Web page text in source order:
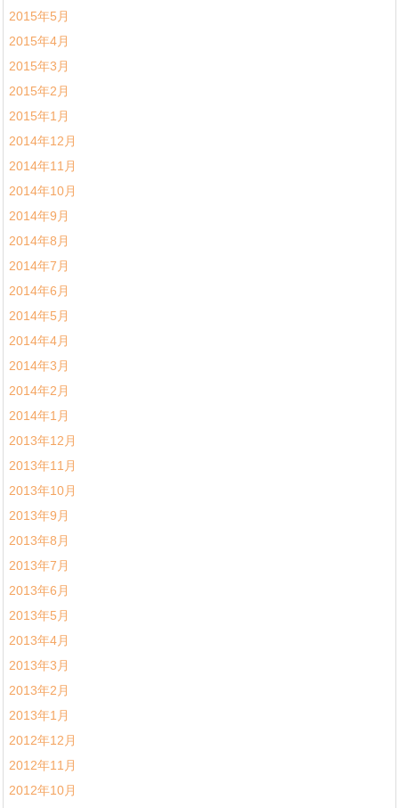
2015年5月
2015年4月
2015年3月
2015年2月
2015年1月
2014年12月
2014年11月
2014年10月
2014年9月
2014年8月
2014年7月
2014年6月
2014年5月
2014年4月
2014年3月
2014年2月
2014年1月
2013年12月
2013年11月
2013年10月
2013年9月
2013年8月
2013年7月
2013年6月
2013年5月
2013年4月
2013年3月
2013年2月
2013年1月
2012年12月
2012年11月
2012年10月